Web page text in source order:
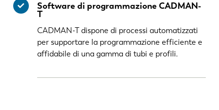
Software di programmazione CADMAN-
T
CADMAN-T dispone di processi automatizzati
per supportare la programmazione efficiente e
affidabile di una gamma di tubi e profili.